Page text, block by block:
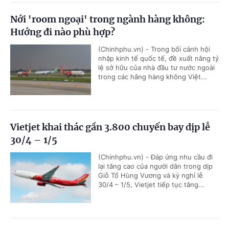
Nới 'room ngoại' trong ngành hàng không:
Hướng đi nào phù hợp?
(Chinhphu.vn) - Trong bối cảnh hội
nhập kinh tế quốc tế, đề xuất nâng tỷ
lệ sở hữu của nhà đầu tư nước ngoài
trong các hãng hàng không Việt...
Vietjet khai thác gần 3.800 chuyến bay dịp lễ
30/4 – 1/5
(Chinhphu.vn) - Đáp ứng nhu cầu đi
lại tăng cao của người dân trong dịp
Giỗ Tổ Hùng Vương và kỳ nghỉ lễ
30/4 – 1/5, Vietjet tiếp tục tăng...